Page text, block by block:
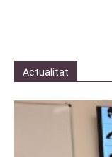
Actualitat